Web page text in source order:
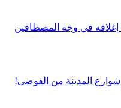
إغلاقه في وجه المصطافين
المدينة من الفوضى!